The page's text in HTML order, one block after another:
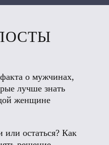
о мужчинах,
лучше знать
женщине
или остаться? Как